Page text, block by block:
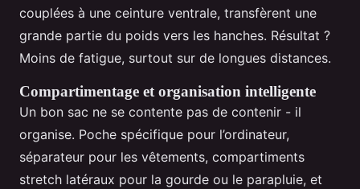
couplées à une ceinture ventrale, transfèrent une
grande partie du poids vers les hanches. Résultat ?
Moins de fatigue, surtout sur de longues distances.
Compartimentage et organisation intelligente
Un bon sac ne se contente pas de contenir - il
organise. Poche spécifique pour l’ordinateur,
séparateur pour les vêtements, compartiments
stretch latéraux pour la gourde ou le parapluie, et